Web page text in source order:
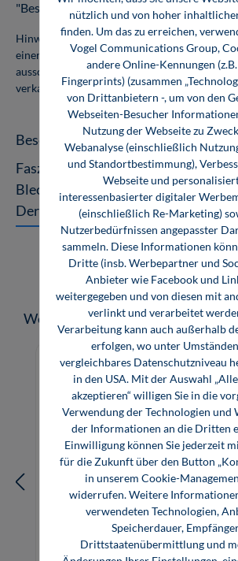
"Bestellungen".
Hinweis: Als Firmenkunde erhalten Sie einen
einer Abnahmemenge von 10 Exemplaren.
ausschließlich für den Eigenbedarf genutzt
verkauft werden. Weitere Informationen
Beschreibung
Faszination Blech Ein Fachbuch zur
Blechbearbeitung – von der Idee bis
Der Titel sagt es, das Buch belegt…
Produktgalerie überspringen
Weitere Medien zum Thema
nützlich und von hoher
finden. Um das zu erreichen,
Vogel Communications Group,
andere Online-Kennungen (z.B.
Fingerprints) (zusammen
von Drittanbietern -, um von den
Webseiten-Besucher
Nutzung der Webseite zu
Webanalyse (einschließlich
und Standortbestimmung),
Webseite und
interessenbasierter digitaler
(einschließlich Re-Marketing)
Nutzerbedürfnissen angepasster
sammeln. Diese Informationen
Dritte (insb. Werbepartner und
Anbieter wie Facebook und
weitergegeben und von diesen mit
verlinkt und verarbeitet
Verarbeitung kann auch außerhalb
erfolgen, wo unter
vergleichbares Datenschutzniveau
in den USA. Mit der Auswahl
akzeptieren“ willigen Sie in die
Verwendung der Technologien und
der Informationen an die Dritten
Einwilligung können Sie jederzeit
für die Zukunft über den Button
in unserem Cookie-
widerrufen. Weitere
verwendeten Technologien,
Speicherdauer,
Drittstaatenübermittlung und